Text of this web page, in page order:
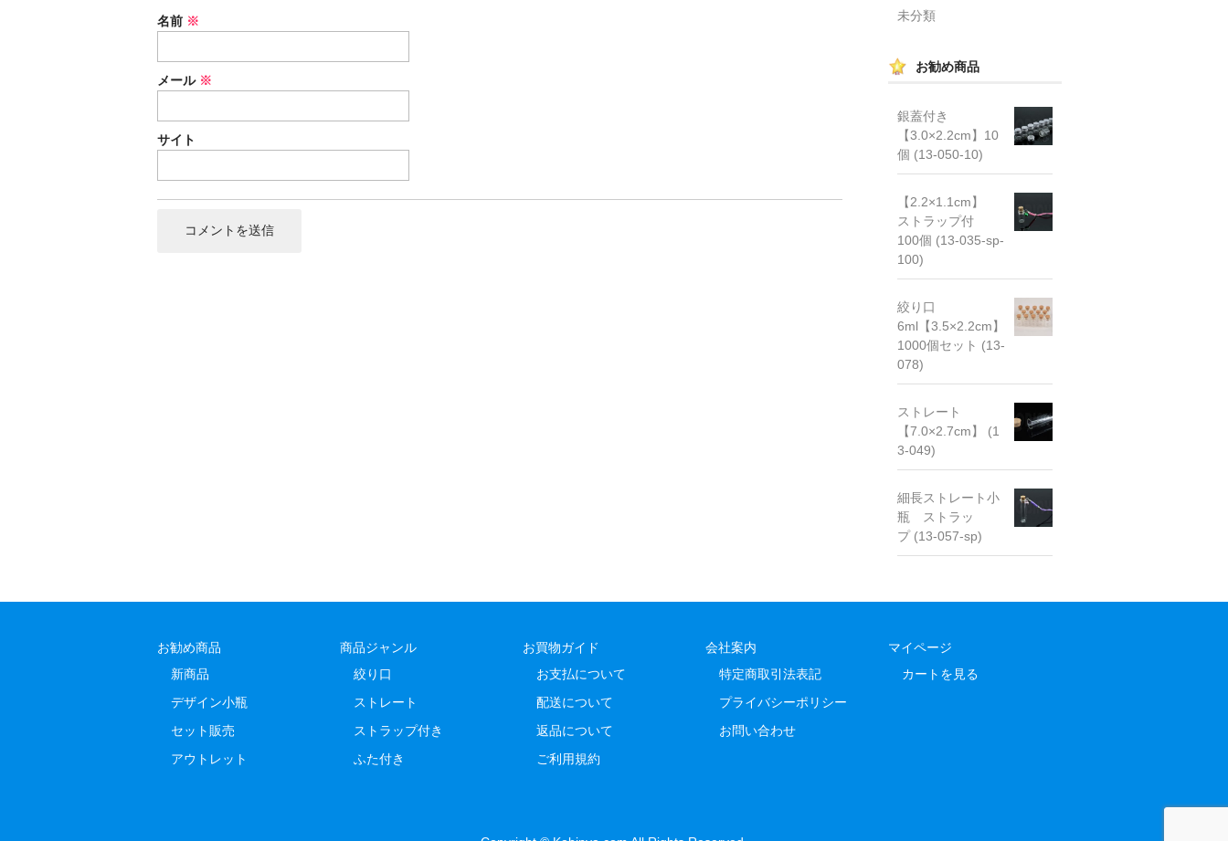
名前 ※
メール ※
サイト
未分類
お勧め商品
銀蓋付き
【3.0×2.2cm】10
個 (13-050-10)
【2.2×1.1cm】
ストラップ付
100個 (13-035-sp-
100)
絞り口
6ml【3.5×2.2cm】
1000個セット (13-
078)
ストレート
【7.0×2.7cm】 (1
3-049)
細長ストレート小
瓶 ストラッ
プ (13-057-sp)
お勧め商品
新商品
デザイン小瓶
セット販売
アウトレット
商品ジャンル
絞り口
ストレート
ストラップ付き
ふた付き
お買物ガイド
お支払について
配送について
返品について
ご利用規約
会社案内
特定商取引法表記
プライバシーポリシー
お問い合わせ
マイページ
カートを見る